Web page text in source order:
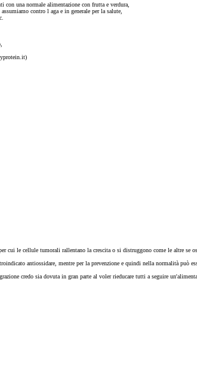
una normale alimentazione con frutta e verdura,
contro l aga e in generale per la salute,
cui le cellule tumorali rallentano la crescita o si distruggono come le altre se
antiossidare, mentre per la prevenzione e quindi nella normalità può
credo sia dovuta in gran parte al voler rieducare tutti a seguire